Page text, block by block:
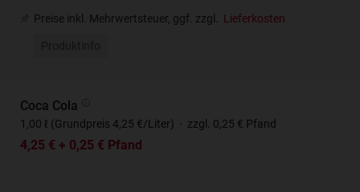
Preise inkl. Mehrwertsteuer, ggf. zzgl. Lieferkosten
Coca Cola
1,00 ℓ (Grundpreis 4,25 €/Liter) · zzgl. 0,25 € Pfand
4,25 € + 0,25 € Pfand